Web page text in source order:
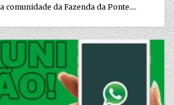
comunidade da Fazenda da Ponte....